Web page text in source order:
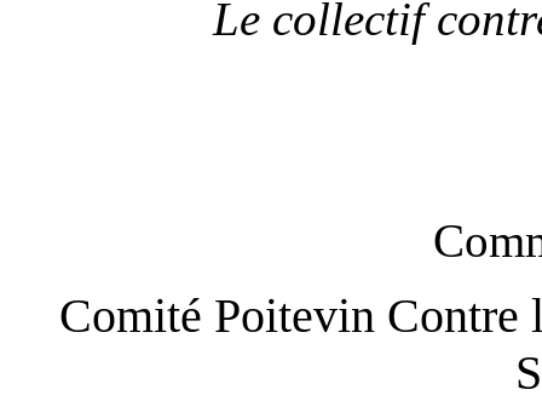
Le collectif
Comité Poitevin Contre